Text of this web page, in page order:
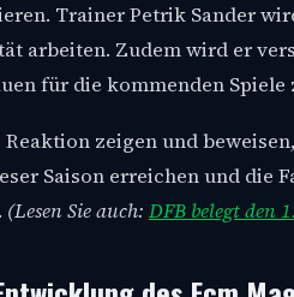
Trainer Petrik Sander
arbeiten. Zudem wird er
für die kommenden Spiele
zeigen und
Saison erreichen und die
(Lesen Sie auch: DFB belegt den